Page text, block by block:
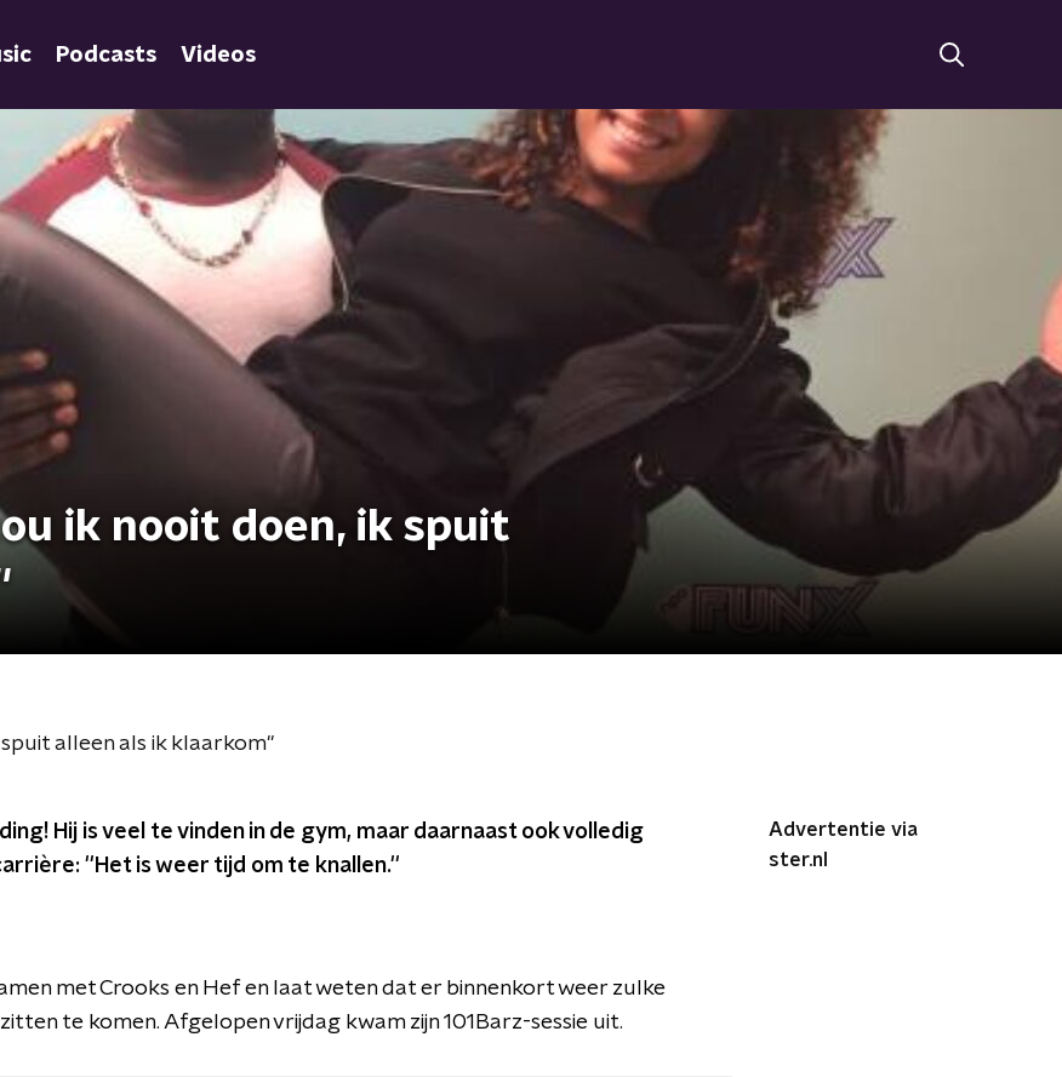
Podcasts Videos
ik nooit doen, ik spuit
alleen als ik klaarkom''
Hij is veel te vinden in de gym, maar daarnaast ook volledig
''Het is weer tijd om te knallen.''
met Crooks en Hef en laat weten dat er binnenkort weer zulke
te komen. Afgelopen vrijdag kwam zijn 101Barz-sessie uit.
Advertentie via
ster.nl